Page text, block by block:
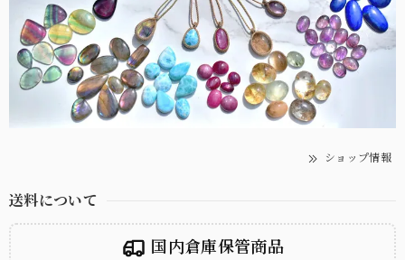
ショップ情報
送料について
国内倉庫保管商品